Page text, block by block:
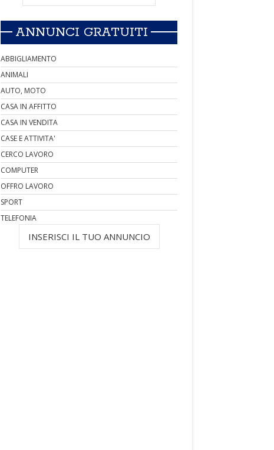
ANNUNCI GRATUITI
ABBIGLIAMENTO
ANIMALI
AUTO, MOTO
CASA IN AFFITTO
CASA IN VENDITA
CASE E ATTIVITA'
CERCO LAVORO
COMPUTER
OFFRO LAVORO
SPORT
TELEFONIA
INSERISCI IL TUO ANNUNCIO